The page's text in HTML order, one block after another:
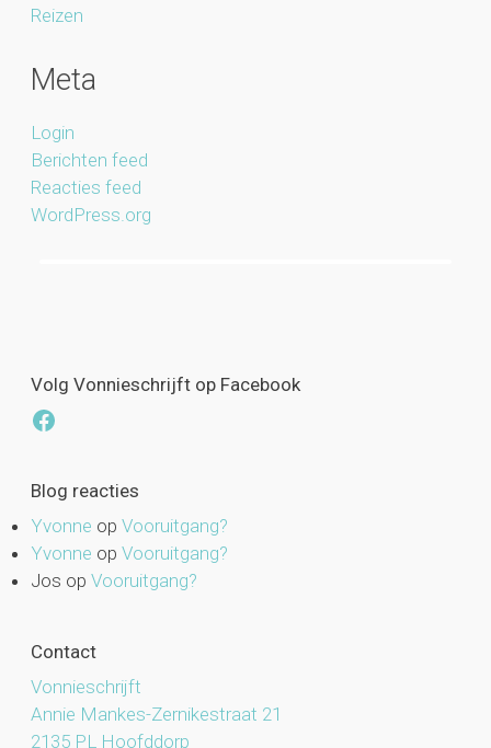
Reizen
Meta
Login
Berichten feed
Reacties feed
WordPress.org
Volg Vonnieschrijft op Facebook
Facebook
Blog reacties
Yvonne op Vooruitgang?
Yvonne op Vooruitgang?
Jos op Vooruitgang?
Contact
Vonnieschrijft
Annie Mankes-Zernikestraat 21
2135 PL Hoofddorp